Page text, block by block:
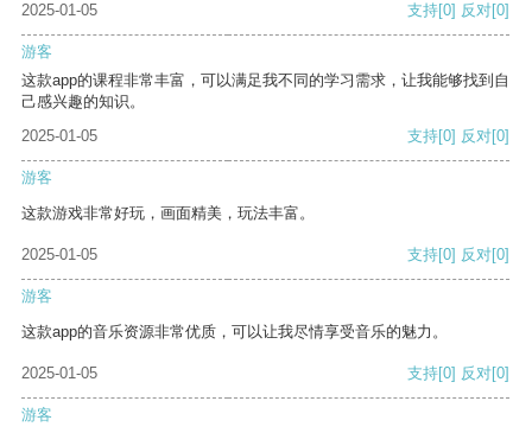
2025-01-05
支持[0] 反对[0]
游客
这款app的课程非常丰富，可以满足我不同的学习需求，让我能够找到自
己感兴趣的知识。
2025-01-05
支持[0] 反对[0]
游客
这款游戏非常好玩，画面精美，玩法丰富。
2025-01-05 支持[0] 反对[0]
游客
这款app的音乐资源非常优质，可以让我尽情享受音乐的魅力。
2025-01-05 支持[0] 反对[0]
游客